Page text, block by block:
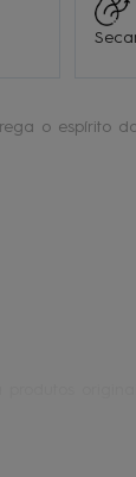
o espírito